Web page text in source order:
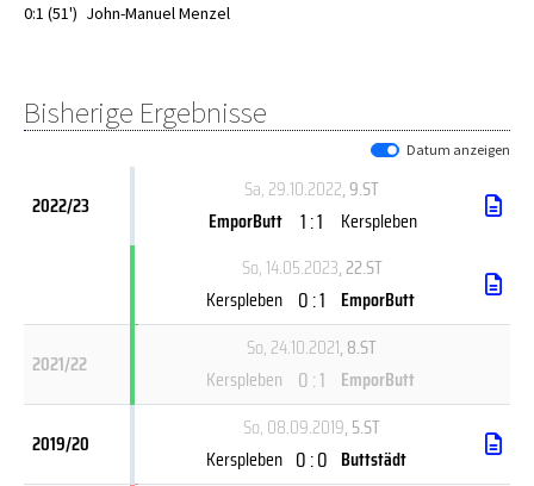
0:1 (51') John-Manuel Menzel
Bisherige Ergebnisse
Datum anzeigen
2022/23
Sa, 29.10.2022, 9.ST
EmporButt 1 : 1
Kerspleben
So, 14.05.2023, 22.ST
Kerspleben 0 : 1 EmporButt
2021/22
So, 24.10.2021, 8.ST
Kerspleben 0 : 1 EmporButt
2019/20
So, 08.09.2019, 5.ST
Kerspleben 0 : 0 Buttstädt